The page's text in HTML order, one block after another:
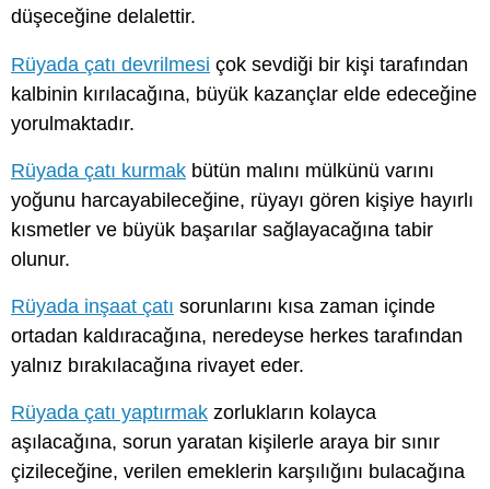
düşeceğine delalettir.
Rüyada çatı devrilmesi çok sevdiği bir kişi tarafından
kalbinin kırılacağına, büyük kazançlar elde edeceğine
yorulmaktadır.
Rüyada çatı kurmak bütün malını mülkünü varını
yoğunu harcayabileceğine, rüyayı gören kişiye hayırlı
kısmetler ve büyük başarılar sağlayacağına tabir
olunur.
Rüyada inşaat çatı sorunlarını kısa zaman içinde
ortadan kaldıracağına, neredeyse herkes tarafından
yalnız bırakılacağına rivayet eder.
Rüyada çatı yaptırmak zorlukların kolayca
aşılacağına, sorun yaratan kişilerle araya bir sınır
çizileceğine, verilen emeklerin karşılığını bulacağına